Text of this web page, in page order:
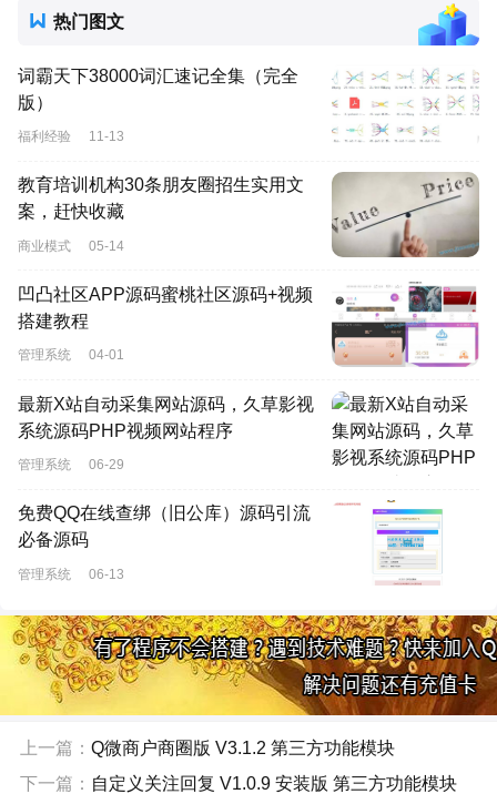
热门图文
词霸天下38000词汇速记全集（完全
版）
福利经验 11-13
教育培训机构30条朋友圈招生实用文
案，赶快收藏
商业模式 05-14
凹凸社区APP源码蜜桃社区源码+视频
搭建教程
管理系统 04-01
最新X站自动采集网站源码，久草影视
系统源码PHP视频网站程序
管理系统 06-29
免费QQ在线查绑（旧公库）源码引流
必备源码
管理系统 06-13
上一篇： Q微商户商圈版 V3.1.2 第三方功能模块
下一篇： 自定义关注回复 V1.0.9 安装版 第三方功能模块